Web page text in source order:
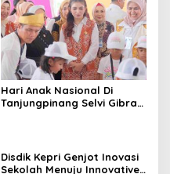
Hari Anak Nasional Di
Tanjungpinang Selvi Gibran
Disdik Kepri Genjot Inovasi
Sekolah Menuju Innovative